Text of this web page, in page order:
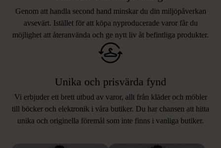
Genom att handla second hand minskar du din miljöpåverkan
avsevärt. Istället för att köpa nyproducerade varor får du
möjlighet att återanvända och ge nytt liv åt befintliga produkter.
Unika och prisvärda fynd
Vi erbjuder ett brett utbud av varor, allt från kläder och möbler
till böcker och elektronik i våra butiker. Du har chansen att hitta
unika och originella föremål som inte finns i vanliga butiker.
LIKNANDE PRODUKTER
Hitta produkter som påminner om denna